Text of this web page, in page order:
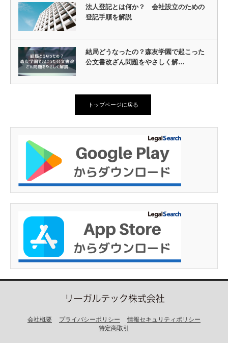
法人登記とは何か？ 会社設立のための
登記手順を解説
結局どうなったの？森友学園で起こった
公文書改ざん問題をやさしく解…
トップページに戻る
会社概要 プライバシーポリシー
情報セキュリティポリシー
特定商取引